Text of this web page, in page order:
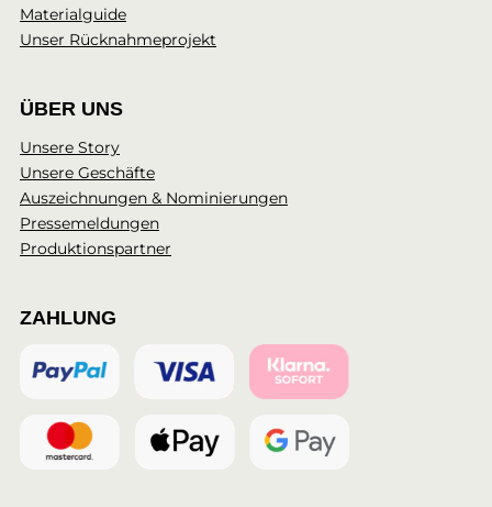
Materialguide
Unser Rücknahmeprojekt
ÜBER UNS
Unsere Story
Unsere Geschäfte
Auszeichnungen & Nominierungen
Pressemeldungen
Produktionspartner
ZAHLUNG